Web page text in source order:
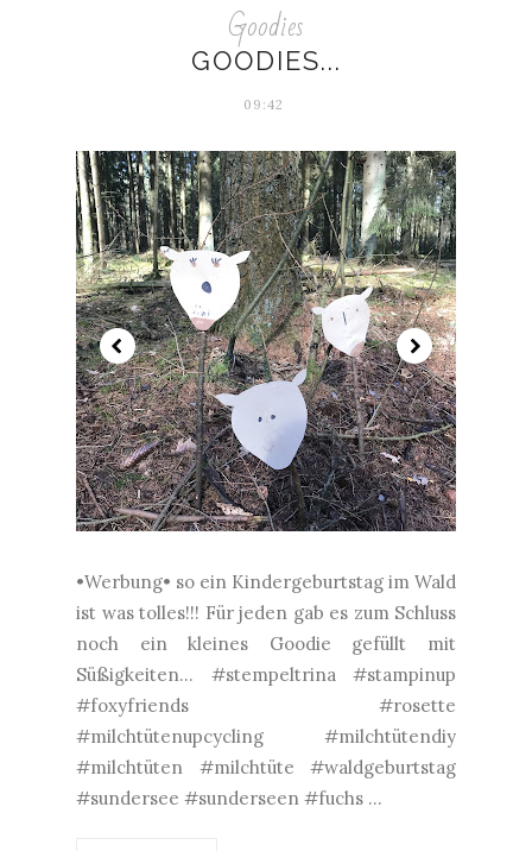
Goodies
GOODIES...
09:42
•Werbung• so ein Kindergeburtstag im Wald
ist was tolles!!! Für jeden gab es zum Schluss
noch ein kleines Goodie gefüllt mit
Süßigkeiten... #stempeltrina #stampinup
#foxyfriends #rosette
#milchtütenupcycling #milchtütendiy
#milchtüten #milchtüte #waldgeburtstag
#sundersee #sunderseen #fuchs ...